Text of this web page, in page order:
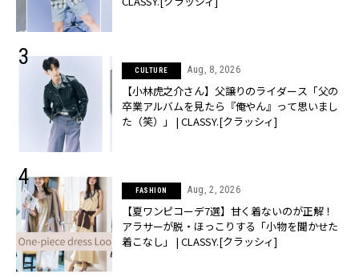
CULTURE Aug, 8, 2026
【小林虎之介さん】父譲りのライダース「父の
卒業アルバムを見たら『俺やん』って思いまし
た（笑）」 | CLASSY.[クラッシィ]
FASHION Aug, 2, 2026
【夏ワンピコーデ7選】甘く着ないのが正解！
アラサーが脱・ほっこりする「小物を聞かせた
着こなし」 | CLASSY.[クラッシィ]